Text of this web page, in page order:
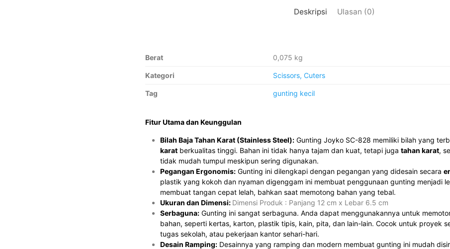
Deskripsi Ulasan (0)
Berat 0,075 kg
Kategori Scissors, Cuters
Tag gunting kecil
Fitur Utama dan Keunggulan
Bilah Baja Tahan Karat (Stainless Steel): Gunting Joyko SC-828 memiliki bilah yang
karat berkualitas tinggi. Bahan ini tidak hanya tajam dan kuat, tetapi juga tahan karat,
tidak mudah tumpul meskipun sering digunakan.
Pegangan Ergonomis: Gunting ini dilengkapi dengan pegangan yang didesain secara
plastik yang kokoh dan nyaman digenggam ini membuat penggunaan gunting menjadi
membuat tangan cepat lelah, bahkan saat memotong bahan yang tebal.
Ukuran dan Dimensi: Dimensi Produk : Panjang 12 cm x Lebar 6.5 cm
Serbaguna: Gunting ini sangat serbaguna. Anda dapat menggunakannya untuk
bahan, seperti kertas, karton, plastik tipis, kain, pita, dan lain-lain. Cocok untuk proyek
tugas sekolah, atau pekerjaan kantor sehari-hari.
Desain Ramping: Desainnya yang ramping dan modern membuat gunting ini mudah